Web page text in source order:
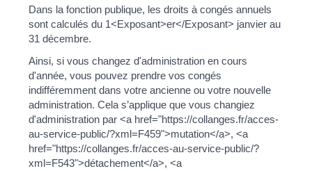
Dans la fonction publique, les droits à congés annuels
sont calculés du 1<Exposant>er</Exposant> janvier au
31 décembre.
Ainsi, si vous changez d'administration en cours
d'année, vous pouvez prendre vos congés
indifféremment dans votre ancienne ou votre nouvelle
administration. Cela s’applique que vous changiez
d'administration par <a href="https://collanges.fr/acces-
au-service-public/?xml=F459">mutation</a>, <a
href="https://collanges.fr/acces-au-service-public/?
xml=F543">détachement</a>, <a